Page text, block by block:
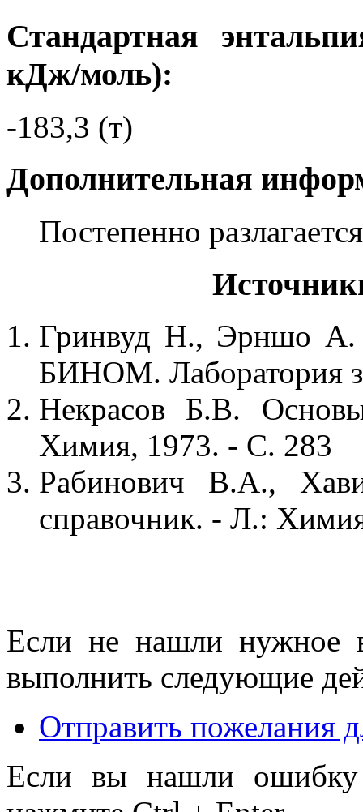
Стандартная
кДж/моль):
-183,3 (т)
Дополнительная
Постепенно
Гринвуд Н., Эрншо
БИНОМ. Лаборатория
Некрасов Б.В.
Химия, 1973. - С. 283
Рабинович В.А.,
справочник. - Л.:
Если не нашли нужное
выполнить следующие
Отправить пожелания
Если вы нашли ошибку